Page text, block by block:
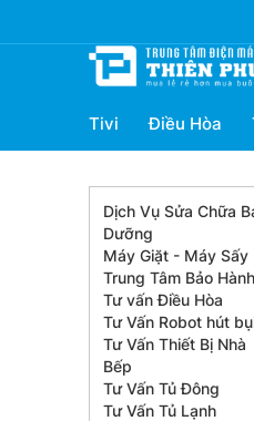
Tivi Điều Hòa
Dịch Vụ Sửa Chữa
Dưỡng
Máy Giặt - Máy Sấy
Trung Tâm Bảo Hành
Tư vấn Điều Hòa
Tư Vấn Robot hút
Tư Vấn Thiết Bị Nhà
Bếp
Tư Vấn Tủ Đông
Tư Vấn Tủ Lạnh